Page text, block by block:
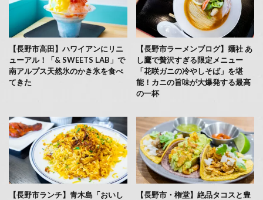
【長野市高田】ハワイアンにリニ
ューアル！「& SWEETS LAB」で
南アルプス天然氷のかき氷を食べ
てきた
【長野市ラーメンブログ】麺社 あ
し鷹で贅沢すぎる限定メニュー
「花咲ガニの冷やしそば」を堪
能！カニの旨味が大爆発する最高
の一杯
【長野市ランチ】青木島「おいし
【長野市・権堂】絶品タコスと豊